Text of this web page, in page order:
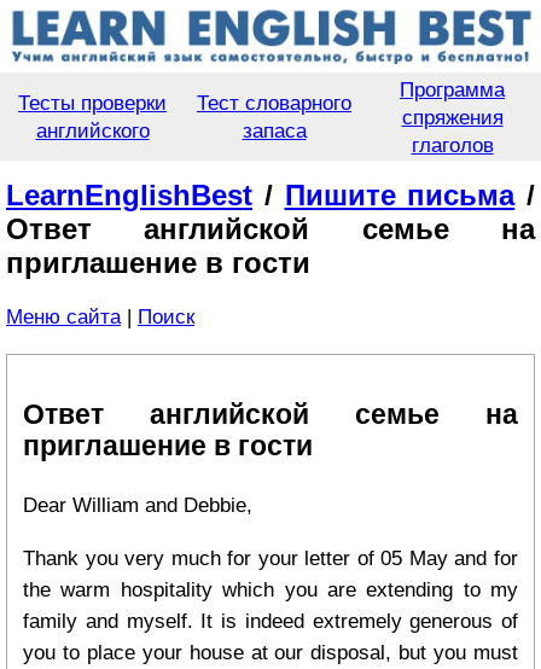
Тесты проверки
английского
Тест словарного
запаса
Программа
спряжения
глаголов
LearnEnglishBest / Пишите письма/
Ответ английской семье на
приглашение в гости
Меню сайта| Поиск
Ответ английской семье на
приглашение в гости
Dear William and Debbie,
Thank you very much for your letter of 05 May and for
the warm hospitality which you are extending to my
family and myself. It is indeed extremely generous of
you to place your house at our disposal, but you must